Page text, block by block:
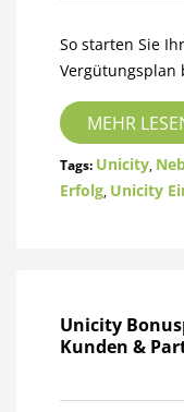
So starten Sie
Vergütungsplan
MEHR
Tags: Unicity,
Erfolg, Unicity
Unicity
Kunden &